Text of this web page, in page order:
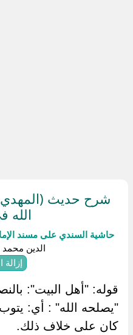
شرح حديث (المهدي
الله
حاشية السندي على مسند
الدين محمد
إزالة
قوله: "أهل البيت":
"يصلحه الله" : أي:
كان على خلاف ذلك.